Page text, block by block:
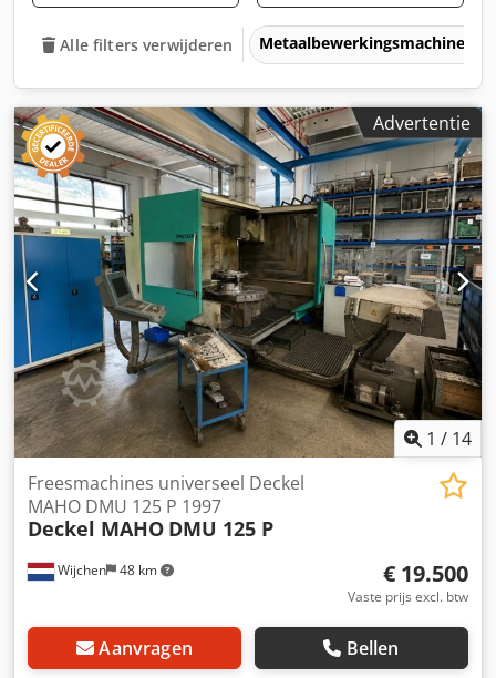
Alle filters verwijderen Metaalbewerkingsmachines
Advertentie
1 / 14
Wijchen 48 km
Freesmachines universeel Deckel
MAHO DMU 125 P 1997
Deckel MAHO DMU 125 P
€ 19.500
Vaste prijs excl. btw
Aanvragen Bellen